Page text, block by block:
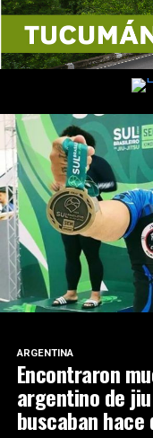
ARGENTINA
Encontraron
argentino de
buscaban hace